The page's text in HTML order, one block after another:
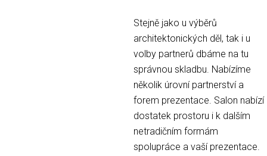
Stejně jako u výběrů
architektonických děl, tak i u
volby partnerů dbáme na tu
správnou skladbu. Nabízíme
několik úrovní partnerství a
forem prezentace. Salon nabízí
dostatek prostoru i k dalším
netradičním formám
spolupráce a vaší prezentace.